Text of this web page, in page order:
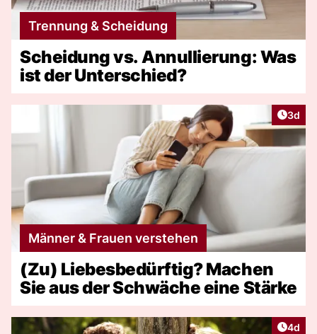
Trennung & Scheidung
Scheidung vs. Annullierung: Was
ist der Unterschied?
3d
Männer & Frauen verstehen
(Zu) Liebesbedürftig? Machen
Sie aus der Schwäche eine Stärke
4d